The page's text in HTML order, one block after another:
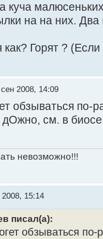
куча
на на них. Два
Горят ? (Если
2008, 14:09
обзываться по-
см. в
невозможно!!!
15:14
писал(а):
обзываться по-